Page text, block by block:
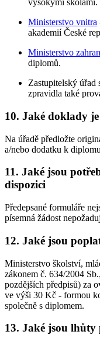
vysokými školami.
Ministerstvo vnitra
akademií České
Ministerstvo
diplomů.
Zastupitelský úřad
zpravidla také
10. Jaké doklady
Na úřadě předložte
a/nebo dodatku k
11. Jaké jsou
dispozici
Předepsané formuláře
písemná žádost
12. Jaké jsou
Ministerstvo školství,
zákonem č. 634/2004
pozdějších předpisů) za
ve výši 30 Kč - formou
společně s diplomem.
13. Jaké jsou